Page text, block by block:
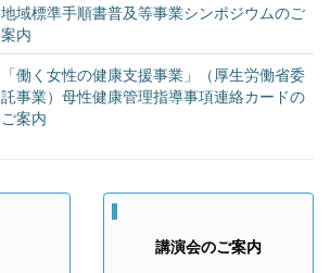
地域標準手順書普及等事業シンポジウムのご
案内
「働く女性の健康支援事業」（厚生労働省委
託事業）母性健康管理指導事項連絡カードの
ご案内
講演会のご案内